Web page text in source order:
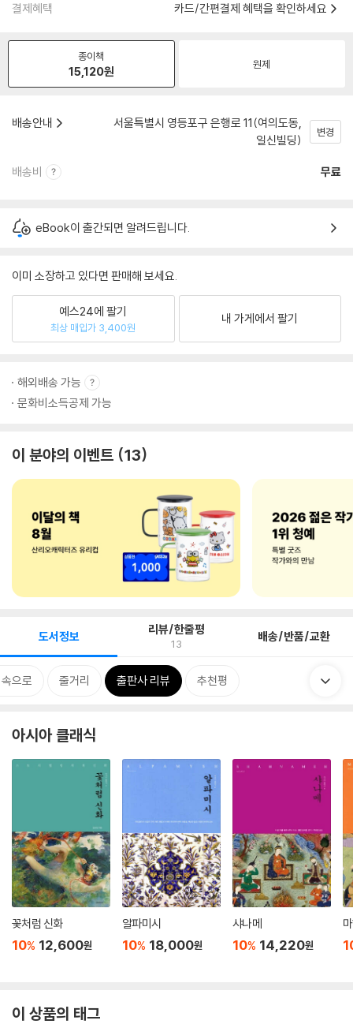
결제혜택 카드/간편결제 혜택을 확인하세요
종이책
15,120원 원제
배송안내
서울특별시 영등포구 은행로 11(여의도동,
일신빌딩)
변경
배송비 무료
eBook이 출간되면 알려드립니다.
이미 소장하고 있다면 판매해 보세요.
예스24에 팔기
최상 매입가 3,400원
내 가게에서 팔기
해외배송 가능
문화비소득공제 가능
이 분야의 이벤트 13
도서정보 리뷰/한줄평
13 배송/반품/교환
으로 줄거리 출판사 리뷰 추천평
아시아 클래식
꽃처럼 신화
10% 12,600원
알파미시
10% 18,000원
샤나메
10% 14,220원
이 상품의 태그